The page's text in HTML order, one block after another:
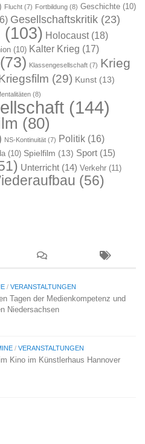
Flucht (7) Fortbildung (8) Geschichte (10)
Gesellschaftskritik (23)
(103) Holocaust(18)
(10) Kalter Krieg (17)
(73) Klassengesellschaft (7) Krieg
(29) Kunst (13)
(8)
(144)
(80)
NS-Kontinuität (7) Politik (16)
(10) Spielfilm (13) Sport (15)
Unterricht (14) Verkehr (11)
(56)
/ VERANSTALTUNGEN
Tagen der Medienkompetenz und
Niedersachsen
/ VERANSTALTUNGEN
Kino im Künstlerhaus Hannover